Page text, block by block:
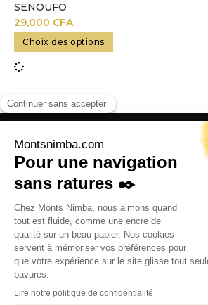
SENOUFO
29,000 CFA
Choix des options
Adresse:
R. Paul Langevin, Abidjan, Côte d’Ivoire
Contact:
+225 07 57 43 3963
contact@montsnimba.com
Produits
Solutions